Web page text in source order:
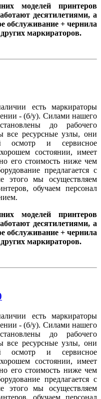
моделей принтеров
десятилетиями, а
обслуживание + чернила
маркираторов.
есть маркираторы
- (б/у). Силами нашего
до рабочего
все ресурсные узлы, они
осмотр и сервисное
состоянии, имеет
его стоимость ниже чем
предлагается с
этого мы осуществляем
обучаем персонал
моделей принтеров
десятилетиями, а
обслуживание + чернила
маркираторов.
есть маркираторы
- (б/у). Силами нашего
до рабочего
все ресурсные узлы, они
осмотр и сервисное
состоянии, имеет
его стоимость ниже чем
предлагается с
этого мы осуществляем
обучаем персонал